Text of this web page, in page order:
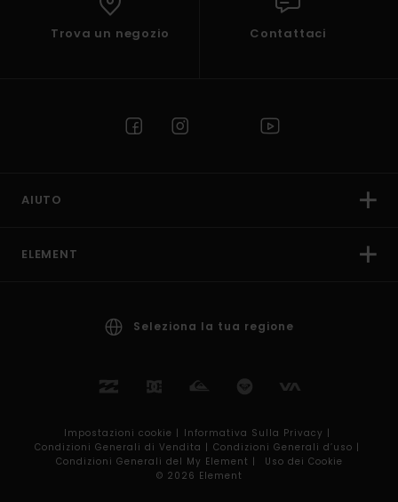
Trova un negozio Contattaci
AIUTO
ELEMENT
Seleziona la tua regione
Impostazioni cookie | Informativa Sulla Privacy |
Condizioni Generali di Vendita | Condizioni Generali d’uso |
Condizioni Generali del My Element |
Uso dei Cookie
© 2026 Element